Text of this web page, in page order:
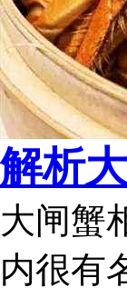
解析
大闸蟹
内很有